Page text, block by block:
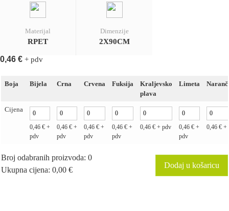
Materijal
RPET
Dimenzije
2X90CM
0,46 € + pdv
Boja Bijela Crna Crvena Fuksija
Kraljevsko
plava
Limeta
Cijena
0,46 € +
pdv
0,46 € +
pdv
0,46 € +
pdv
0,46 € +
pdv
0,46 € + pdv 0,46 € +
pdv
0,46 € +
Broj odabranih proizvoda: 0
Ukupna cijena: 0,00 €
Dodaj u košaricu